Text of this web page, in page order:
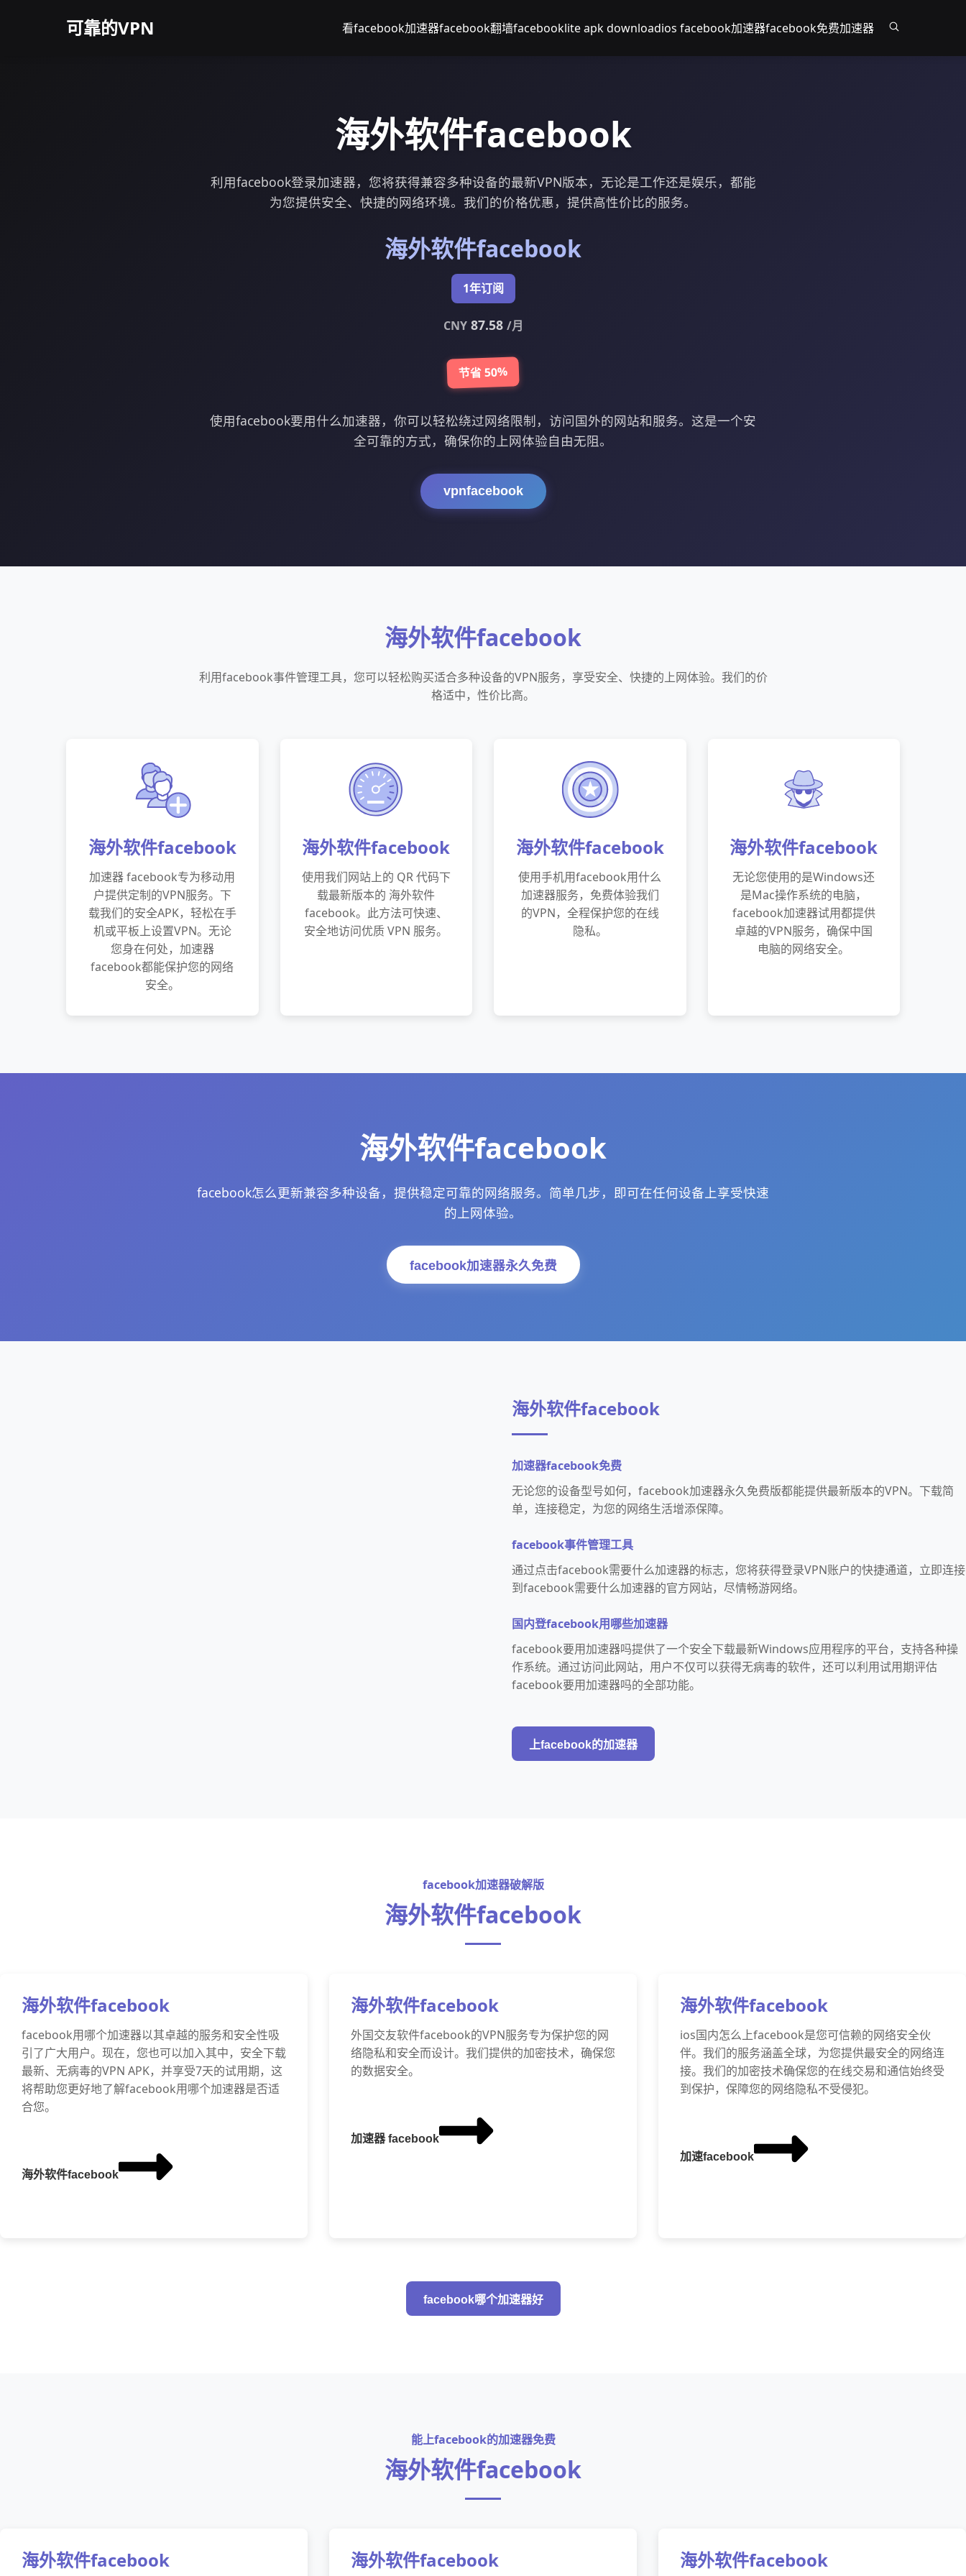
可靠的VPN 看facebook加速器facebook翻墙facebooklite apk downloadios facebook加速器facebook免费加速器
海外软件facebook
利用facebook登录加速器，您将获得兼容多种设备的最新VPN版本，无论是工作还是娱乐，都能
为您提供安全、快捷的网络环境。我们的价格优惠，提供高性价比的服务。
海外软件facebook
1年订阅
CNY87.58 /月
节省 50%
使用facebook要用什么加速器，你可以轻松绕过网络限制，访问国外的网站和服务。这是一个安
全可靠的方式，确保你的上网体验自由无阻。
vpnfacebook
海外软件facebook
利用facebook事件管理工具，您可以轻松购买适合多种设备的VPN服务，享受安全、快捷的上网体验。我们的价
格适中，性价比高。
海外软件facebook
加速器 facebook专为移动用
户提供定制的VPN服务。下
载我们的安全APK，轻松在手
机或平板上设置VPN。无论
您身在何处，加速器
facebook都能保护您的网络
安全。
海外软件facebook
使用我们网站上的 QR 代码下
载最新版本的 海外软件
facebook。此方法可快速、
安全地访问优质 VPN 服务。
海外软件facebook
使用手机用facebook用什么
加速器服务，免费体验我们
的VPN，全程保护您的在线
隐私。
海外软件facebook
无论您使用的是Windows还
是Mac操作系统的电脑，
facebook加速器试用都提供
卓越的VPN服务，确保中国
电脑的网络安全。
海外软件facebook
facebook怎么更新兼容多种设备，提供稳定可靠的网络服务。简单几步，即可在任何设备上享受快速
的上网体验。
facebook加速器永久免费
海外软件facebook
加速器facebook免费
无论您的设备型号如何，facebook加速器永久免费版都能提供最新版本的VPN。下载简
单，连接稳定，为您的网络生活增添保障。
facebook事件管理工具
通过点击facebook需要什么加速器的标志，您将获得登录VPN账户的快捷通道，立即连接
到facebook需要什么加速器的官方网站，尽情畅游网络。
国内登facebook用哪些加速器
facebook要用加速器吗提供了一个安全下载最新Windows应用程序的平台，支持各种操
作系统。通过访问此网站，用户不仅可以获得无病毒的软件，还可以利用试用期评估
facebook要用加速器吗的全部功能。
上facebook的加速器
facebook加速器破解版
海外软件facebook
海外软件facebook
facebook用哪个加速器以其卓越的服务和安全性吸
引了广大用户。现在，您也可以加入其中，安全下载
最新、无病毒的VPN APK，并享受7天的试用期，这
将帮助您更好地了解facebook用哪个加速器是否适
合您。
海外软件facebook
海外软件facebook
外国交友软件facebook的VPN服务专为保护您的网
络隐私和安全而设计。我们提供的加密技术，确保您
的数据安全。
加速器 facebook
海外软件facebook
ios国内怎么上facebook是您可信赖的网络安全伙
伴。我们的服务涵盖全球，为您提供最安全的网络连
接。我们的加密技术确保您的在线交易和通信始终受
到保护，保障您的网络隐私不受侵犯。
加速facebook
facebook哪个加速器好
能上facebook的加速器免费
海外软件facebook
海外软件facebook 海外软件facebook 海外软件facebook